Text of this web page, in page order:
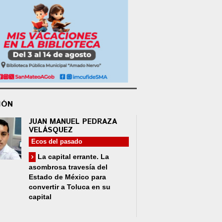
JUAN MANUEL PEDRAZA
VELÁSQUEZ
Ecos del pasado
La capital errante. La
asombrosa travesía del
Estado de México para
convertir a Toluca en su
capital